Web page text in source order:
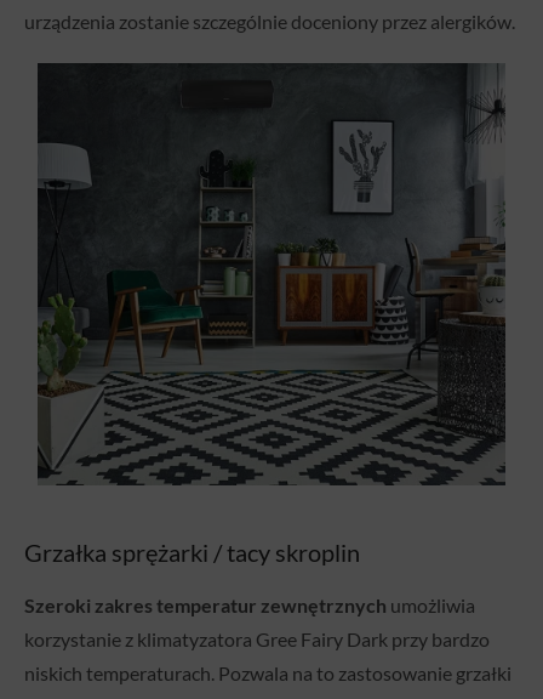
urządzenia zostanie szczególnie doceniony przez alergików.
Grzałka sprężarki / tacy skroplin
Szeroki zakres temperatur zewnętrznych umożliwia
korzystanie z klimatyzatora Gree Fairy Dark przy bardzo
niskich temperaturach. Pozwala na to zastosowanie grzałki